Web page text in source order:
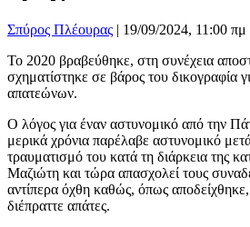
Σπύρος Πλέουρας | 19/09/2024, 11:00 πμ
Το 2020 βραβεύθηκε, στη συνέχεια
σχηματίστηκε σε βάρος του δικογραφία
απατεώνων.
Ο λόγος για έναν αστυνομικό από την
μερικά χρόνια παρέλαβε αστυνομικό
τραυματισμό του κατά τη διάρκεια της
Μαζιώτη και τώρα απασχολεί τους
αντίπερα όχθη καθώς, όπως
διέπραττε απάτες.